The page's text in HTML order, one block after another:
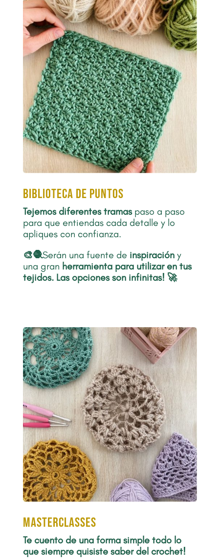
biblioteca de puntos
Tejemos diferentes tramas paso a paso
para que entiendas cada detalle y lo
apliques con confianza.
🎨🧶Serán una fuente de inspiracióny
una gran herramienta para utilizar en tus
tejidos. Las opciones son infinitas! 🚀
Masterclasses
Te cuento de una forma simple todo lo
que siempre quisiste saber del crochet!